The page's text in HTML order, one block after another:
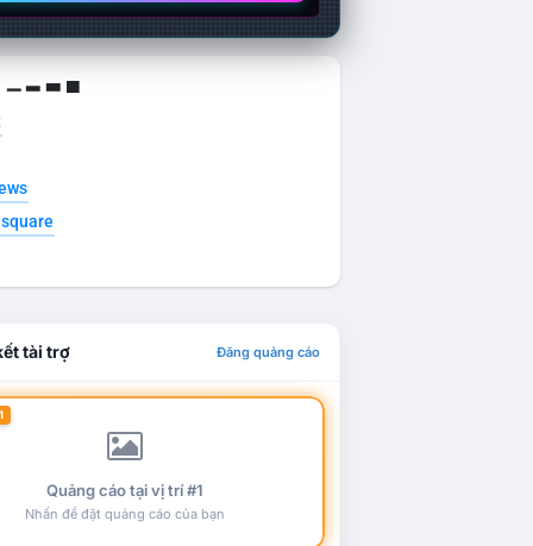
▁ ▂ ▃ ▄
tài trợ Đăng quảng cáo
Quảng cáo tại vị trí #1
Nhấn để đặt quảng cáo của bạn